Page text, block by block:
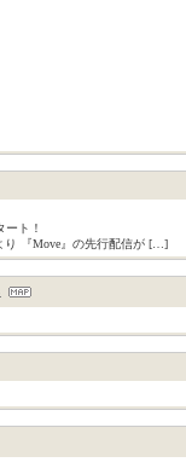
ート！
り 『Move』の先行配信が […]